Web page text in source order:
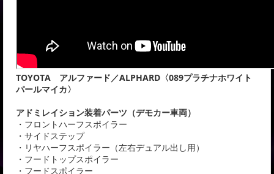
TOYOTA アルファード／ALPHARD〈089プラチナホワイト
パールマイカ〉
アドミレイション装着パーツ（デモカー車両）
・フロントハーフスポイラー
・サイドステップ
・リヤハーフスポイラー（左右デュアル出し用）
・フードトップスポイラー
・フードスポイラー